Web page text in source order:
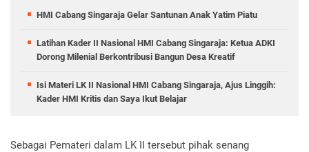
HMI Cabang Singaraja Gelar Santunan Anak Yatim Piatu
Latihan Kader II Nasional HMI Cabang Singaraja: Ketua ADKI
Dorong Milenial Berkontribusi Bangun Desa Kreatif
Isi Materi LK II Nasional HMI Cabang Singaraja, Ajus Linggih:
Kader HMI Kritis dan Saya Ikut Belajar
Sebagai Pemateri dalam LK II tersebut pihak senang